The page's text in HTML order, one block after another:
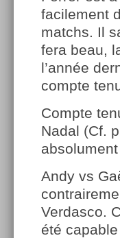
facilement
matchs. Il
fera beau,
l’année
compte
Compte
Nadal (Cf.
Andy vs
Verdasco.
été